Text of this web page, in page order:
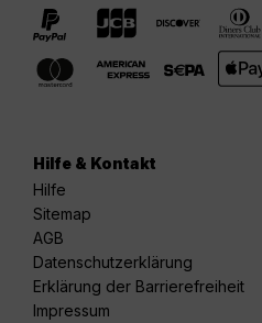
Hilfe & Kontakt
Hilfe
Sitemap
AGB
Datenschutzerklärung
Erklärung der Barrierefreiheit
Impressum